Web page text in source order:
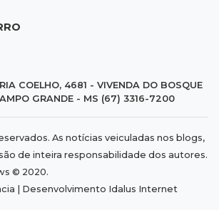
COELHO, 4681 - VIVENDA DO BOSQUE
GRANDE - MS (67) 3316-7200
As notícias veiculadas nos blogs,
de inteira responsabilidade dos autores.
© 2020.
| Desenvolvimento Idalus Internet